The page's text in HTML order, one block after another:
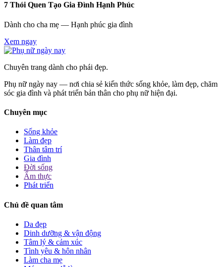
7 Thói Quen Tạo Gia Đình Hạnh Phúc
Dành cho cha mẹ — Hạnh phúc gia đình
Xem ngay
Chuyên trang dành cho phái đẹp.
Phụ nữ ngày nay — nơi chia sẻ kiến thức sống khỏe, làm đẹp, chăm
sóc gia đình và phát triển bản thân cho phụ nữ hiện đại.
Chuyên mục
Sống khỏe
Làm đẹp
Thân tâm trí
Gia đình
Đời sống
Ẩm thực
Phát triển
Chủ đề quan tâm
Da đẹp
Dinh dưỡng & vận động
Tâm lý & cảm xúc
Tình yêu & hôn nhân
Làm cha mẹ